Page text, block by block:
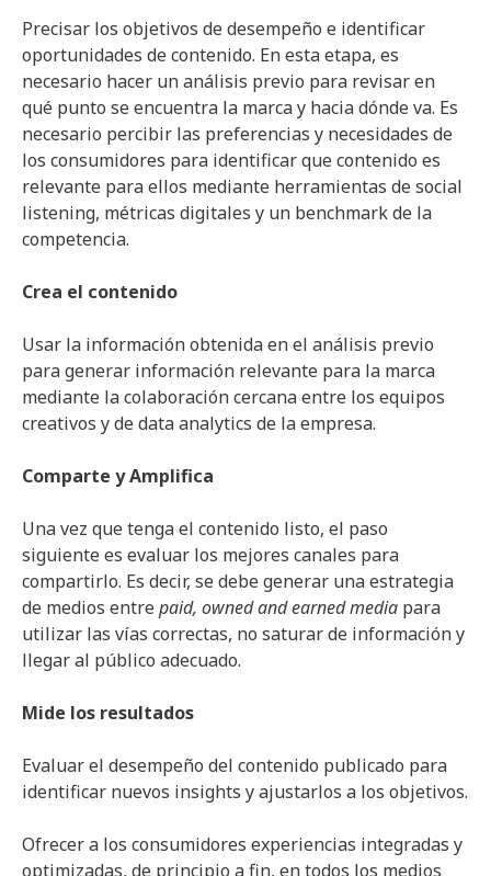
Precisar los objetivos de desempeño e identificar
oportunidades de contenido. En esta etapa, es
necesario hacer un análisis previo para revisar en
qué punto se encuentra la marca y hacia dónde va. Es
necesario percibir las preferencias y necesidades de
los consumidores para identificar que contenido es
relevante para ellos mediante herramientas de social
listening, métricas digitales y un benchmark de la
competencia.
Crea el contenido
Usar la información obtenida en el análisis previo
para generar información relevante para la marca
mediante la colaboración cercana entre los equipos
creativos y de data analytics de la empresa.
Comparte y Amplifica
Una vez que tenga el contenido listo, el paso
siguiente es evaluar los mejores canales para
compartirlo. Es decir, se debe generar una estrategia
de medios entrepaid, owned and earned media para
utilizar las vías correctas, no saturar de información y
llegar al público adecuado.
Mide los resultados
Evaluar el desempeño del contenido publicado para
identificar nuevos insights y ajustarlos a los objetivos.
Ofrecer a los consumidores experiencias integradas y
optimizadas, de principio a fin, en todos los medios